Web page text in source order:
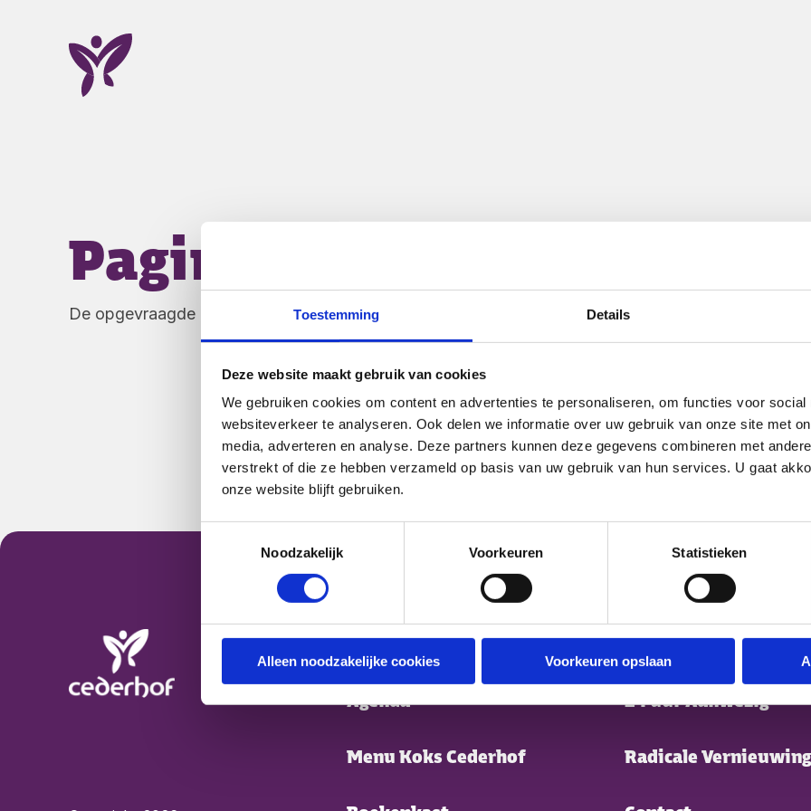
Toestemming Details
Deze website maakt gebruik van cookies
We gebruiken cookies om content en advertenties te personaliseren, om functies voor social
websiteverkeer te analyseren. Ook delen we informatie over uw gebruik van onze site met
media, adverteren en analyse. Deze partners kunnen deze gegevens combineren met
verstrekt of die ze hebben verzameld op basis van uw gebruik van hun services. U gaat
onze website blijft gebruiken.
Toestemmingsselectie
Noodzakelijk
Voorkeuren Statistieken
Alleen noodzakelijke cookies Voorkeuren opslaan
Pagina niet gevonden
De opgevraagde pagina bestaat niet (meer) of is verplaatst. Misschien kunt u via het menu vinden
Footer Cederhof
Footer menu
Nieuws Nieuwe collega?
Agenda 24 uur Aanwezig
Menu Koks Cederhof Radicale Vernieuwing